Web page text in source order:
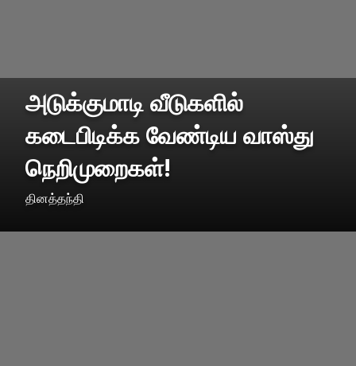
அடுக்குமாடி வீடுகளில்
கடைபிடிக்க வேண்டிய வாஸ்து
நெறிமுறைகள்!
தினத்தந்தி